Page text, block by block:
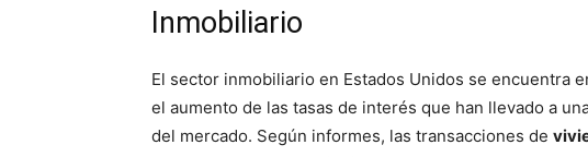
Inmobiliario
El sector inmobiliario en Estados Unidos se encuentra
el aumento de las tasas de interés que han llevado a
del mercado. Según informes, las transacciones de